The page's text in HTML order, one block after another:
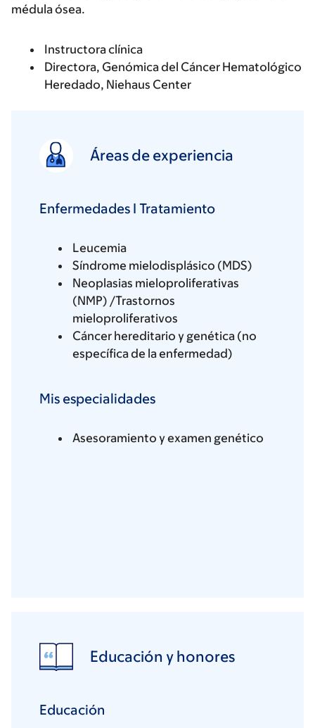
médula ósea.
Instructora clínica
Directora, Genómica del Cáncer Hematológico
Heredado, Niehaus Center
Áreas de experiencia
Enfermedades I Tratamiento
Leucemia
Síndrome mielodisplásico (MDS)
Neoplasias mieloproliferativas
(NMP) /Trastornos
mieloproliferativos
Cáncer hereditario y genética (no
específica de la enfermedad)
Mis especialidades
Asesoramiento y examen genético
Educación y honores
Educación